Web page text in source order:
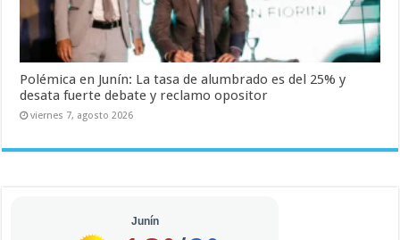
Polémica en Junín: La tasa de alumbrado es del 25% y
desata fuerte debate y reclamo opositor
viernes 7, agosto 2026